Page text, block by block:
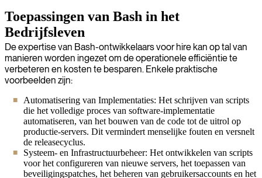
Toepassingen van Bash in het
Bedrijfsleven
De expertise van Bash-ontwikkelaars voor hire kan op tal van
manieren worden ingezet om de operationele efficiëntie te
verbeteren en kosten te besparen. Enkele praktische
voorbeelden zijn:
Automatisering van Implementaties: Het schrijven van scripts
die het volledige proces van software-implementatie
automatiseren, van het bouwen van de code tot de uitrol op
productie-servers. Dit vermindert menselijke fouten en versnelt
de releasecyclus.
Systeem- en Infrastructuurbeheer: Het ontwikkelen van scripts
voor het configureren van nieuwe servers, het toepassen van
beveiligingspatches, het beheren van gebruikersaccounts en het